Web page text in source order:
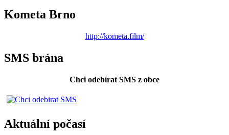
Kometa Brno
http://kometa.film/
SMS brána
Chci odebírat SMS z obce
Aktuální počasí